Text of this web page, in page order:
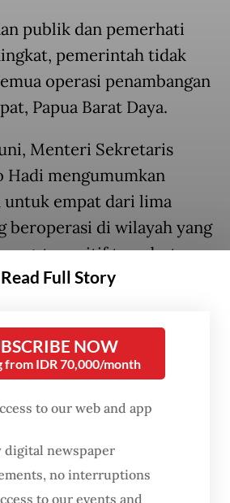
publik dan pemerhati
pemerintah tidak
operasi penambangan
Papua Barat Daya.
Menteri Sekretaris
Hadi mengumumkan
empat dari lima
beroperasi di wilayah yang
sensitif tersebut.
PT Gag Nikel, bebas
muncul setelah para
video yang
nyata pada
Raja Ampat.
Full Story
NOW
from IDR 70,000/month
to our web and app
digital newspaper
no interruptions
to our events and